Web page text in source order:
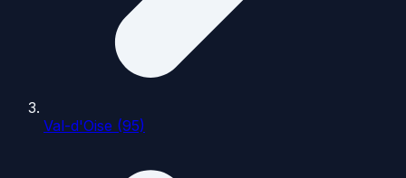
Val-d'Oise (95)